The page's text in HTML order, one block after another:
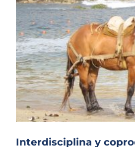
Interdisciplina y